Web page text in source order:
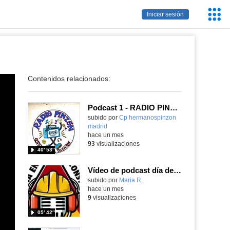
Iniciar sesión
Contenidos relacionados:
Podcast 1 - RADIO PINZÓN
Contenido educativo.
subido por Cp hermanospinzon
madrid
40′ 53″
hace un mes
93visualizaciones
Vídeo de podcast día del libro
Contenido educativo.
subido por Maria R.
05′ 42″
hace un mes
9visualizaciones